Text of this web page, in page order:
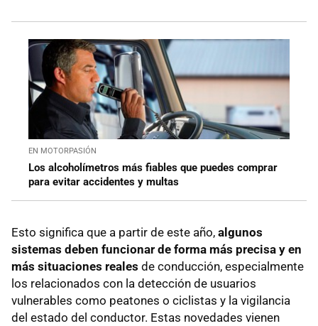
EN MOTORPASIÓN
Los alcoholímetros más fiables que puedes comprar
para evitar accidentes y multas
Esto significa que a partir de este año, algunos
sistemas deben funcionar de forma más precisa y en
más situaciones reales de conducción, especialmente
los relacionados con la detección de usuarios
vulnerables como peatones o ciclistas y la vigilancia
del estado del conductor. Estas novedades vienen